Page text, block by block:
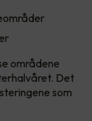
områdene
Det
som